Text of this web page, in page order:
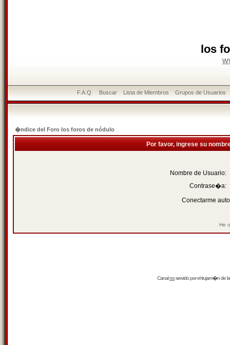
los
F.A.Q. Buscar Lista de Miembros Grupos de Usuarios
�ndice del Foro los foros de nódulo
Por favor, ingrese su
Nombre de Usuario:
Contrase�a:
Conectarme
He
Canalrssservido por eltrujam�nde